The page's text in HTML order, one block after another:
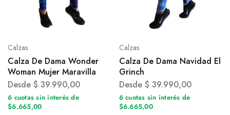
Calzas
Calza De Dama Wonder
Woman Mujer Maravilla
Desde $ 39.990,00
6 cuotas sin interés de
$6.665,00
Calzas
Calza De Dama Navidad El
Grinch
Desde $ 39.990,00
6 cuotas sin interés de
$6.665,00